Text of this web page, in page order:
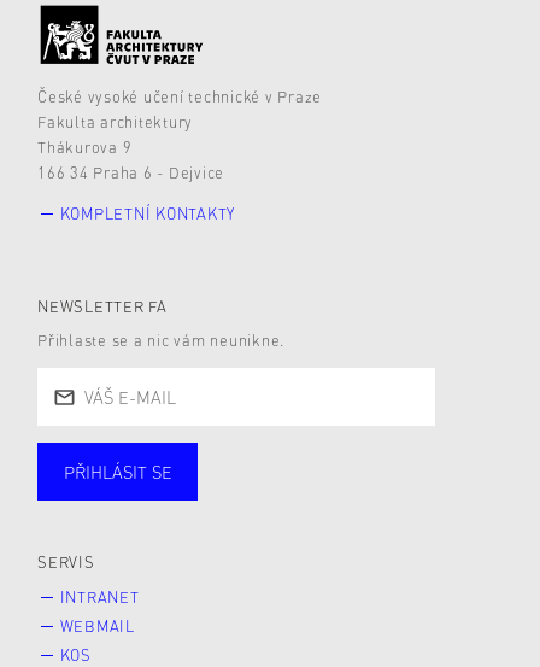
České vysoké učení technické v Praze
Fakulta architektury
Thákurova 9
166 34 Praha 6 - Dejvice
KOMPLETNÍ KONTAKTY
NEWSLETTER FA
Přihlaste se a nic vám neunikne.
Studující
PŘIHLÁSIT SE
SERVIS
INTRANET
WEBMAIL
KOS